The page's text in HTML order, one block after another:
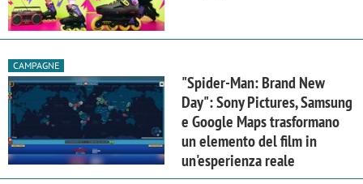
CAMPAGNE
"Spider-Man: Brand New
Day": Sony Pictures, Samsung
e Google Maps trasformano
un elemento del film in
un'esperienza reale